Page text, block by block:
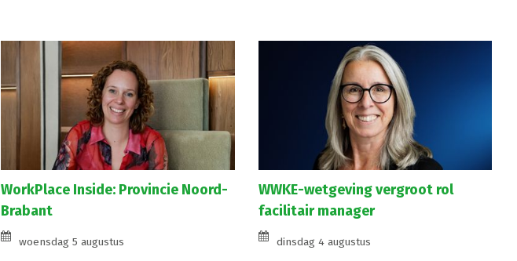
WorkPlace Inside: Provincie Noord-
Brabant
woensdag 5 augustus
WWKE-wetgeving vergroot rol
facilitair manager
dinsdag 4 augustus